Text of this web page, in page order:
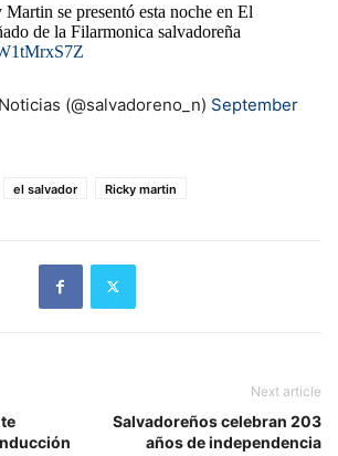
se presentó esta noche en El
de la Filarmonica salvadoreña
(@salvadoreno_n) September
el salvador Ricky martin
Next article
Salvadoreños celebran 203
años de independencia